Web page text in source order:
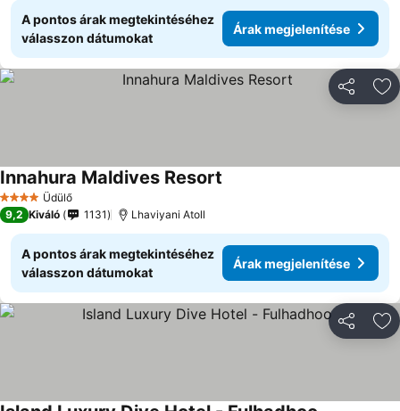
A pontos árak megtekintéséhez
válasszon dátumokat
Árak megjelenítése
4 KategóriaÜdülő
Innahura Maldives Resort
9,2 Kiváló 1131 Lhaviyani Atoll
A pontos árak megtekintéséhez
válasszon dátumokat
Árak megjelenítése